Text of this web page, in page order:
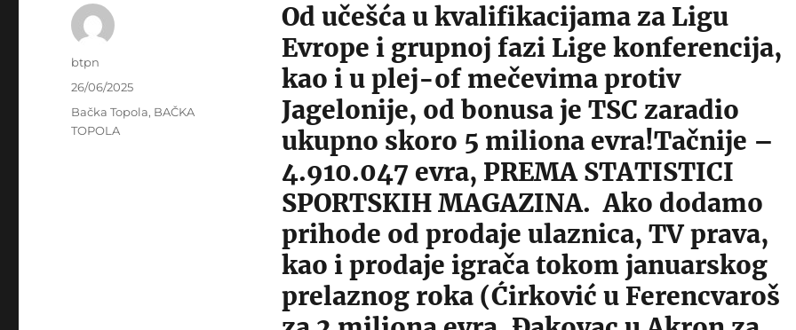
Od učešća u kvalifikacijama za Ligu
Evrope i grupnoj fazi Lige konferencija,
kao i u plej-of mečevima protiv
Jagelonije, od bonusa je TSC zaradio
ukupno skoro 5 miliona evra!Tačnije –
4.910.047 evra, PREMA STATISTICI
SPORTSKIH MAGAZINA. Ako dodamo
prihode od prodaje ulaznica, TV prava,
kao i prodaje igrača tokom januarskog
prelaznog roka (Ćirković u Ferencvaroš
Author
btpn
Posted
26/06/2025
Categories
Bačka Topola, BAČKA
TOPOLA